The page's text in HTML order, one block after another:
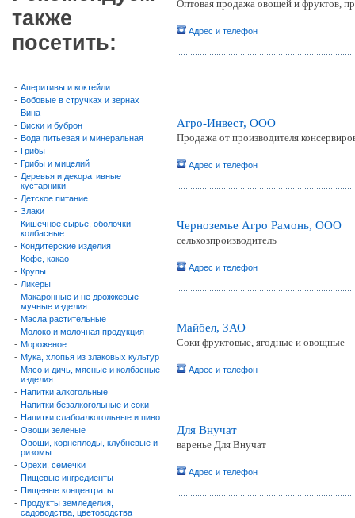
также
посетить:
- Аперитивы и коктейли
- Бобовые в стручках и зернах
- Вина
- Виски и буброн
- Вода питьевая и минеральная
- Грибы
- Грибы и мицелий
- Деревья и декоративные
кустарники
- Детское питание
- Злаки
- Кишечное сырье, оболочки
колбасные
- Кондитерские изделия
- Кофе, какао
- Крупы
- Ликеры
- Макаронные и не дрожжевые
мучные изделия
- Масла растительные
- Молоко и молочная продукция
- Мороженое
- Мука, хлопья из злаковых культур
- Мясо и дичь, мясные и колбасные
изделия
- Напитки алкогольные
- Напитки безалкогольные и соки
- Напитки слабоалкогольные и пиво
- Овощи зеленые
- Овощи, корнеплоды, клубневые и
ризомы
- Орехи, семечки
- Пищевые ингредиенты
- Пищевые концентраты
- Продукты земледелия,
садоводства, цветоводства
Оптовая продажа овощей и фруктов,
Адрес и телефон
Агро-Инвест, ООО
Продажа от производителя
Адрес и телефон
Черноземье Агро Рамонь, ООО
сельхозпроизводитель
Адрес и телефон
Майбел, ЗАО
Соки фруктовые, ягодные и овощные
Адрес и телефон
Для Внучат
варенье Для Внучат
Адрес и телефон